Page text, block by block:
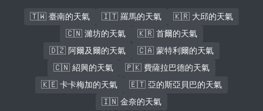
🇹🇼 臺南的天氣 🇮🇹 羅馬的天氣
🇰🇷 大邱的天氣
🇨🇳 濰坊的天氣
🇰🇷 首爾的天氣
🇩🇿 阿爾及爾的天氣
🇨🇦 蒙特利爾的天氣
🇨🇳 紹興的天氣
🇵🇰 費薩拉巴德的天氣
🇰🇪 卡卡梅加的天氣
🇪🇹 亞的斯亞貝巴的天氣
🇮🇳 金奈的天氣